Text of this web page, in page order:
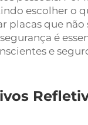
escolher o
placas que não
é
e